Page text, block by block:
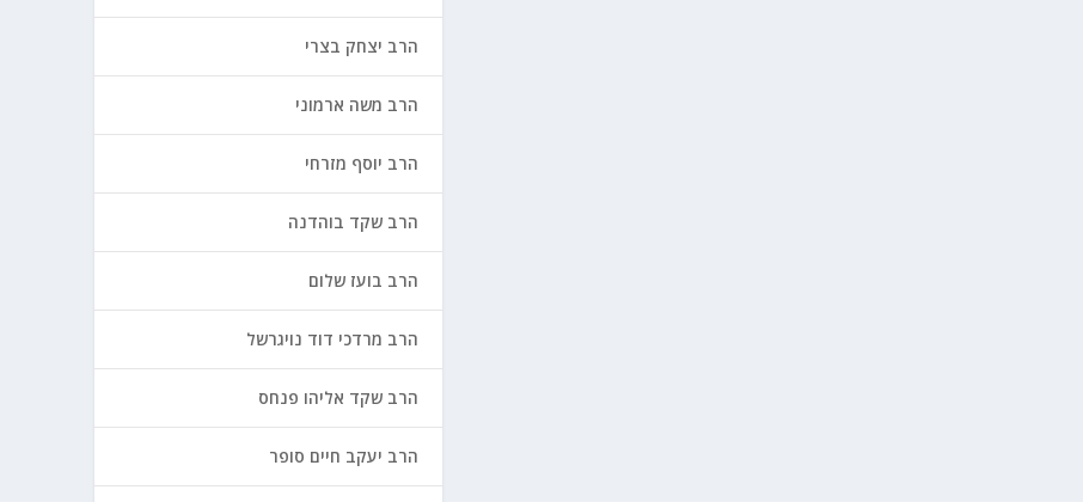
הרב יצחק בצרי
הרב משה ארמוני
הרב יוסף מזרחי
הרב שקד בוהדנה
הרב בועז שלום
הרב מרדכי דוד נויגרשל
הרב שקד אליהו פנחס
הרב יעקב חיים סופר